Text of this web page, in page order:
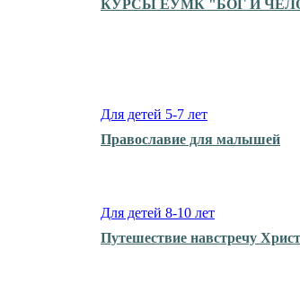
КУРСЫ ЕУМК "БОГ И
Для детей 5-7 лет
Православие для малышей
Для детей 8-10 лет
Путешествие навстречу